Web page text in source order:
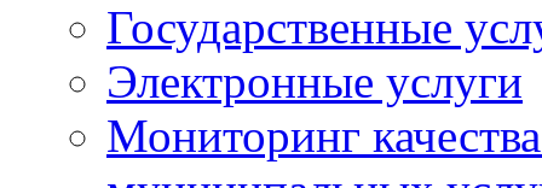
Государственные
Электронные услуги
Мониторинг